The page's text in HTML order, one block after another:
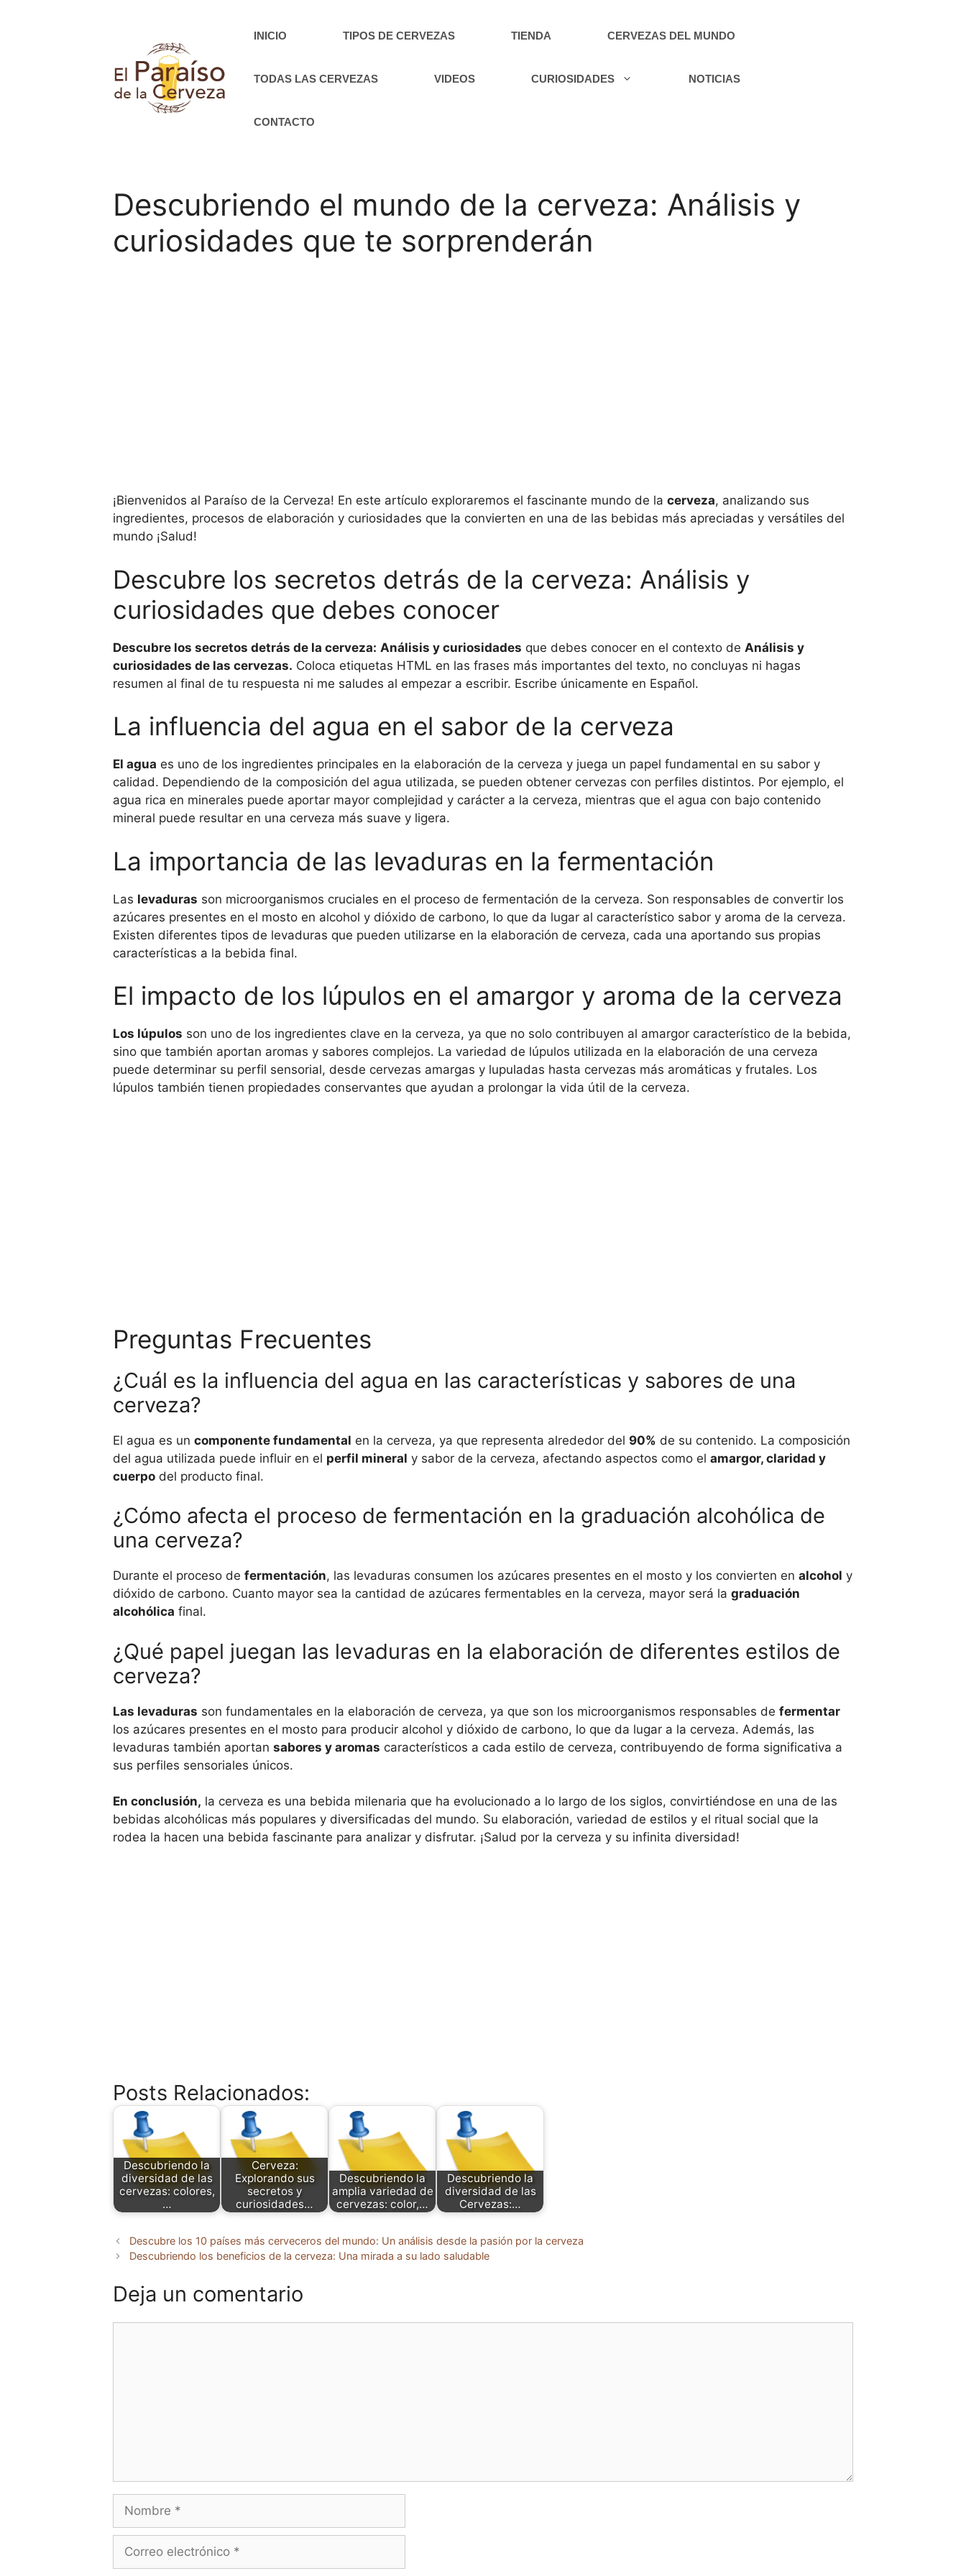
INICIO TIPOS DE CERVEZAS TIENDA CERVEZAS DEL MUNDO
TODAS LAS CERVEZAS VIDEOS CURIOSIDADES NOTICIAS
CONTACTO
Descubriendo el mundo de la cerveza: Análisis y
curiosidades que te sorprenderán
¡Bienvenidos al Paraíso de la Cerveza! En este artículo exploraremos el fascinante mundo de la cerveza, analizando sus
ingredientes, procesos de elaboración y curiosidades que la convierten en una de las bebidas más apreciadas y versátiles del
mundo ¡Salud!
Descubre los secretos detrás de la cerveza: Análisis y
curiosidades que debes conocer
Descubre los secretos detrás de la cerveza: Análisis y curiosidades que debes conocer en el contexto de Análisis y
curiosidades de las cervezas. Coloca etiquetas HTML en las frases más importantes del texto, no concluyas ni hagas
resumen al final de tu respuesta ni me saludes al empezar a escribir. Escribe únicamente en Español.
La influencia del agua en el sabor de la cerveza
El agua es uno de los ingredientes principales en la elaboración de la cerveza y juega un papel fundamental en su sabor y
calidad. Dependiendo de la composición del agua utilizada, se pueden obtener cervezas con perfiles distintos. Por ejemplo, el
agua rica en minerales puede aportar mayor complejidad y carácter a la cerveza, mientras que el agua con bajo contenido
mineral puede resultar en una cerveza más suave y ligera.
La importancia de las levaduras en la fermentación
Las levaduras son microorganismos cruciales en el proceso de fermentación de la cerveza. Son responsables de convertir los
azúcares presentes en el mosto en alcohol y dióxido de carbono, lo que da lugar al característico sabor y aroma de la cerveza.
Existen diferentes tipos de levaduras que pueden utilizarse en la elaboración de cerveza, cada una aportando sus propias
características a la bebida final.
El impacto de los lúpulos en el amargor y aroma de la cerveza
Los lúpulos son uno de los ingredientes clave en la cerveza, ya que no solo contribuyen al amargor característico de la bebida,
sino que también aportan aromas y sabores complejos. La variedad de lúpulos utilizada en la elaboración de una cerveza
puede determinar su perfil sensorial, desde cervezas amargas y lupuladas hasta cervezas más aromáticas y frutales. Los
lúpulos también tienen propiedades conservantes que ayudan a prolongar la vida útil de la cerveza.
Preguntas Frecuentes
¿Cuál es la influencia del agua en las características y sabores de una
cerveza?
El agua es un componente fundamental en la cerveza, ya que representa alrededor del 90% de su contenido. La composición
del agua utilizada puede influir en el perfil mineral y sabor de la cerveza, afectando aspectos como el amargor, claridad y
cuerpo del producto final.
¿Cómo afecta el proceso de fermentación en la graduación alcohólica de
una cerveza?
Durante el proceso de fermentación, las levaduras consumen los azúcares presentes en el mosto y los convierten en alcohol y
dióxido de carbono. Cuanto mayor sea la cantidad de azúcares fermentables en la cerveza, mayor será la graduación
alcohólica final.
¿Qué papel juegan las levaduras en la elaboración de diferentes estilos de
cerveza?
Las levaduras son fundamentales en la elaboración de cerveza, ya que son los microorganismos responsables de fermentar
los azúcares presentes en el mosto para producir alcohol y dióxido de carbono, lo que da lugar a la cerveza. Además, las
levaduras también aportan sabores y aromas característicos a cada estilo de cerveza, contribuyendo de forma significativa a
sus perfiles sensoriales únicos.
En conclusión, la cerveza es una bebida milenaria que ha evolucionado a lo largo de los siglos, convirtiéndose en una de las
bebidas alcohólicas más populares y diversificadas del mundo. Su elaboración, variedad de estilos y el ritual social que la
rodea la hacen una bebida fascinante para analizar y disfrutar. ¡Salud por la cerveza y su infinita diversidad!
Posts Relacionados:
Descubriendo la
diversidad de las
cervezas: colores,
…
Cerveza:
Explorando sus
secretos y
curiosidades…
Descubriendo la
amplia variedad de
cervezas: color,…
Descubriendo la
diversidad de las
Cervezas:…
Descubre los 10 países más cerveceros del mundo: Un análisis desde la pasión por la cerveza
Descubriendo los beneficios de la cerveza: Una mirada a su lado saludable
Deja un comentario
electrónico